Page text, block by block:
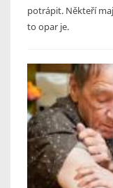
potrápit. Někteří
to opar je.